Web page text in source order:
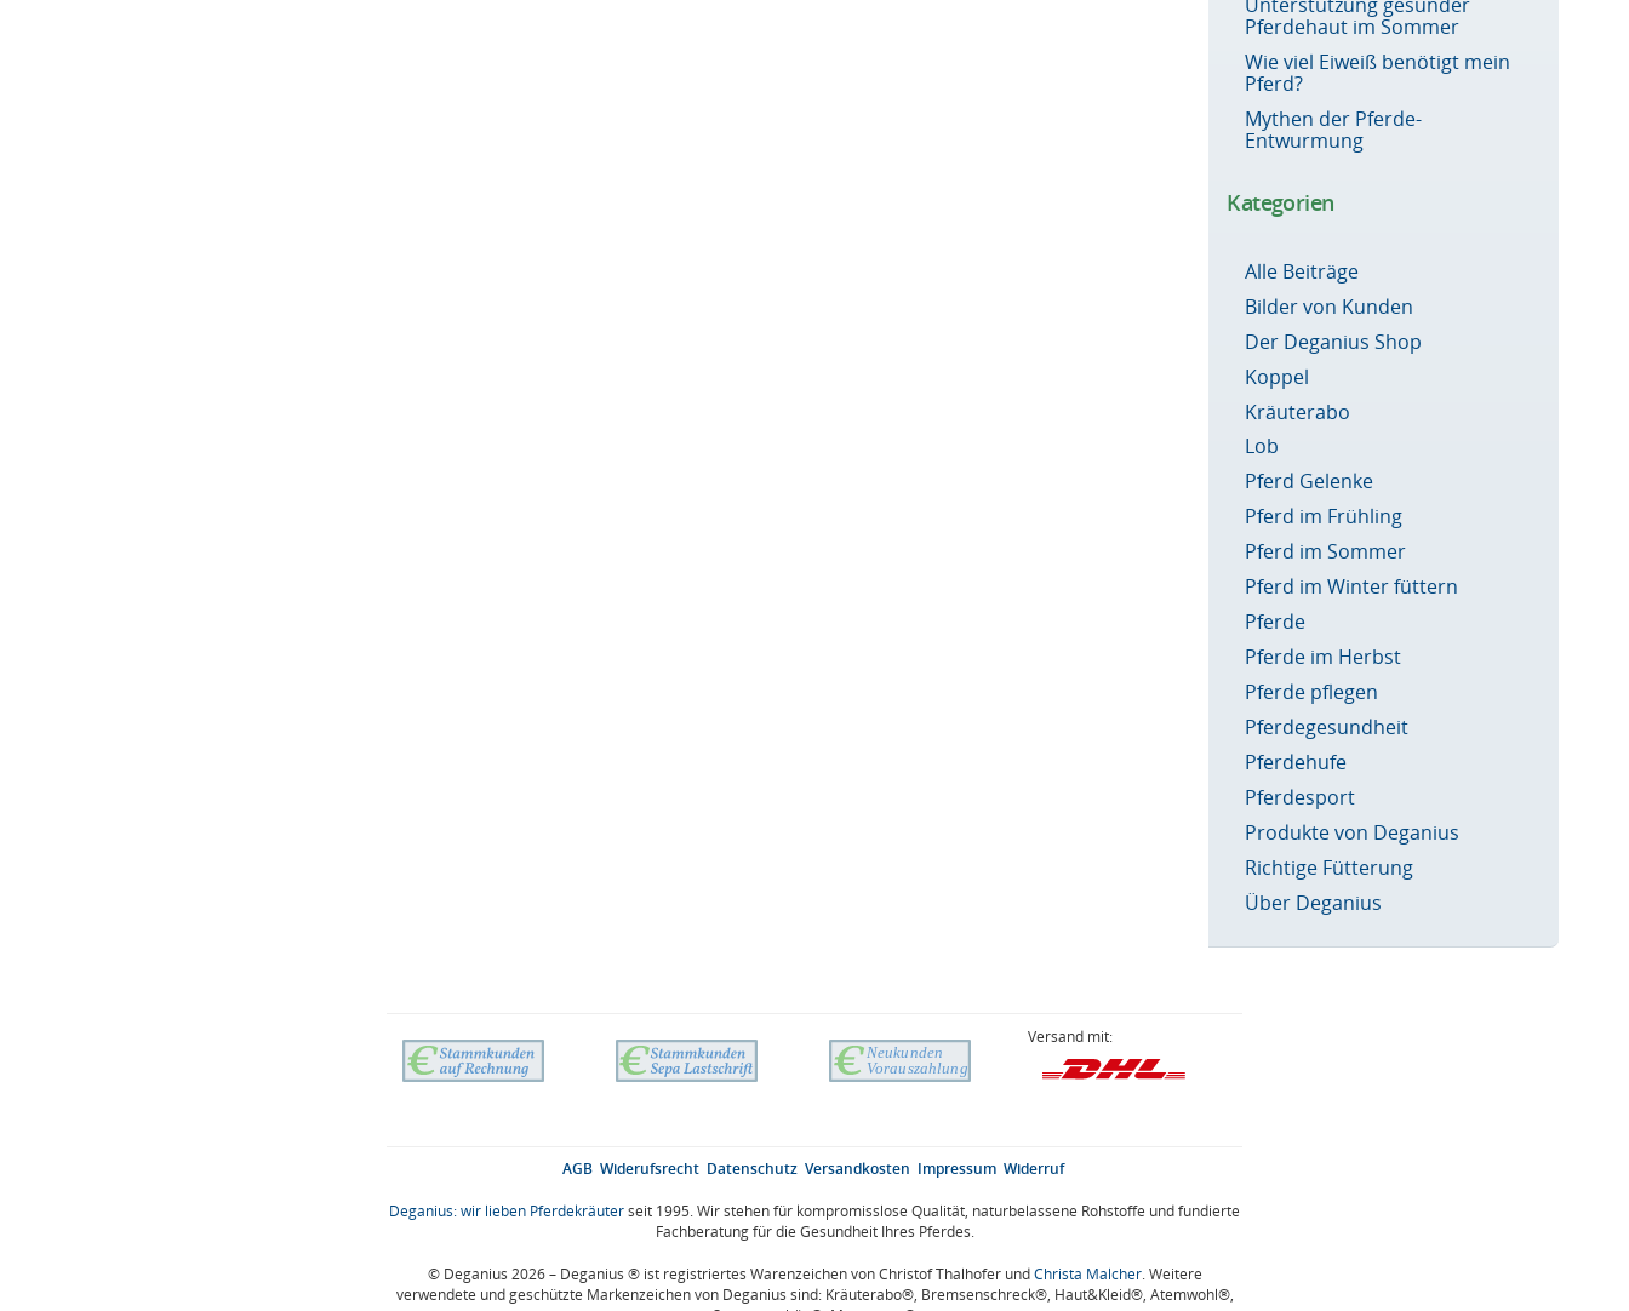
Pferdehaut im Sommer
Wie viel Eiweiß benötigt mein
Pferd?
Mythen der Pferde-
Entwurmung
Kategorien
Alle Beiträge
Bilder von Kunden
Der Deganius Shop
Koppel
Kräuterabo
Lob
Pferd Gelenke
Pferd im Frühling
Pferd im Sommer
Pferd im Winter füttern
Pferde
Pferde im Herbst
Pferde pflegen
Pferdegesundheit
Pferdehufe
Pferdesport
Produkte von Deganius
Richtige Fütterung
Über Deganius
Versand mit:
AGB Widerufsrecht Datenschutz Versandkosten Impressum Widerruf
Deganius: wir lieben Pferdekräuterseit 1995. Wir stehen für kompromisslose Qualität, naturbelassene Rohstoffe und fundierte
Fachberatung für die Gesundheit Ihres Pferdes.
© Deganius 2026 – Deganius ® ist registriertes Warenzeichen von Christof Thalhofer undChrista Malcher. Weitere
verwendete und geschützte Markenzeichen von Deganius sind: Kräuterabo®, Bremsenschreck®, Haut&Kleid®, Atemwohl®,